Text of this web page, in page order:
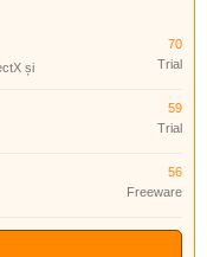
și
70
Trial
59
Trial
56
Freeware